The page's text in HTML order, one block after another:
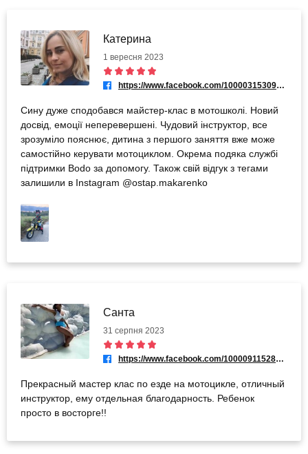
Катерина
1 вересня 2023
https://www.facebook.com/100003153096300
Сину дуже сподобався майстер-клас в мотошколі. Новий
досвід, емоції неперевершені. Чудовий інструктор, все
зрозуміло пояснює, дитина з першого заняття вже може
самостійно керувати мотоциклом. Окрема подяка службі
підтримки Bodo за допомогу. Також свій відгук з тегами
залишили в Instagram @ostap.makarenko
Санта
31 серпня 2023
https://www.facebook.com/100009115281429
Прекрасный мастер клас по езде на мотоцикле, отличный
инструктор, ему отдельная благодарность. Ребенок
просто в восторге!!